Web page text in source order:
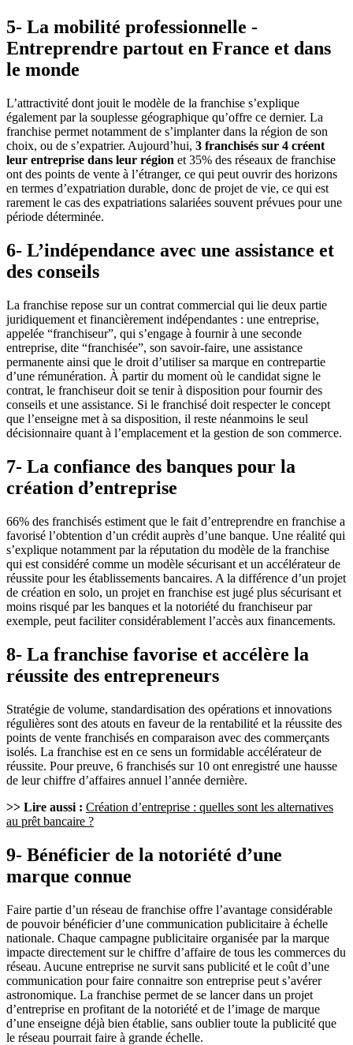
5- La mobilité professionnelle -
Entreprendre partout en France et dans
le monde
L’attractivité dont jouit le modèle de la franchise s’explique
également par la souplesse géographique qu’offre ce dernier. La
franchise permet notamment de s’implanter dans la région de son
choix, ou de s’expatrier. Aujourd’hui, 3 franchisés sur 4 créent
leur entreprise dans leur région et 35% des réseaux de franchise
ont des points de vente à l’étranger, ce qui peut ouvrir des horizons
en termes d’expatriation durable, donc de projet de vie, ce qui est
rarement le cas des expatriations salariées souvent prévues pour une
période déterminée.
6- L’indépendance avec une assistance et
des conseils
La franchise repose sur un contrat commercial qui lie deux partie
juridiquement et financièrement indépendantes : une entreprise,
appelée “franchiseur”, qui s’engage à fournir à une seconde
entreprise, dite “franchisée”, son savoir-faire, une assistance
permanente ainsi que le droit d’utiliser sa marque en contrepartie
d’une rémunération. À partir du moment où le candidat signe le
contrat, le franchiseur doit se tenir à disposition pour fournir des
conseils et une assistance. Si le franchisé doit respecter le concept
que l’enseigne met à sa disposition, il reste néanmoins le seul
décisionnaire quant à l’emplacement et la gestion de son commerce.
7- La confiance des banques pour la
création d’entreprise
66% des franchisés estiment que le fait d’entreprendre en franchise a
favorisé l’obtention d’un crédit auprès d’une banque. Une réalité qui
s’explique notamment par la réputation du modèle de la franchise
qui est considéré comme un modèle sécurisant et un accélérateur de
réussite pour les établissements bancaires. A la différence d’un projet
de création en solo, un projet en franchise est jugé plus sécurisant et
moins risqué par les banques et la notoriété du franchiseur par
exemple, peut faciliter considérablement l’accès aux financements.
8- La franchise favorise et accélère la
réussite des entrepreneurs
Stratégie de volume, standardisation des opérations et innovations
régulières sont des atouts en faveur de la rentabilité et la réussite des
points de vente franchisés en comparaison avec des commerçants
isolés. La franchise est en ce sens un formidable accélérateur de
réussite. Pour preuve, 6 franchisés sur 10 ont enregistré une hausse
de leur chiffre d’affaires annuel l’année dernière.
>> Lire aussi : Création d’entreprise : quelles sont les alternatives
au prêt bancaire ?
9- Bénéficier de la notoriété d’une
marque connue
Faire partie d’un réseau de franchise offre l’avantage considérable
de pouvoir bénéficier d’une communication publicitaire à échelle
nationale. Chaque campagne publicitaire organisée par la marque
impacte directement sur le chiffre d’affaire de tous les commerces du
réseau. Aucune entreprise ne survit sans publicité et le coût d’une
communication pour faire connaitre son entreprise peut s’avérer
astronomique. La franchise permet de se lancer dans un projet
d’entreprise en profitant de la notoriété et de l’image de marque
d’une enseigne déjà bien établie, sans oublier toute la publicité que
le réseau pourrait faire à grande échelle.